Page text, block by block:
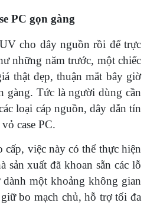
PC gọn gàng
cho dây nguồn rồi để trực
những năm trước, một chiếc
thật đẹp, thuận mắt bây giờ
gàng. Tức là người dùng cần
loại cáp nguồn, dây dẫn tín
case PC.
cấp, việc này có thể thực hiện
sản xuất đã khoan sẵn các lỗ
một khoảng không gian
bo mạch chủ, hỗ trợ tối đa